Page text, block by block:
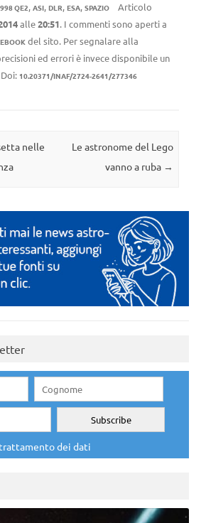
QE2, ASI, DLR, ESA, SPAZIO
Articolo
alle20:51. I commenti sono aperti a
del sito. Per segnalare alla
ed errori è invece disponibile un
Doi: 10.20371/INAF/2724-2641/277346
nelle
Le astronome del Lego
vanno a ruba →
dei dati